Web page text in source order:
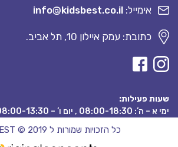
אימייל: info@kidsbest.co.il
כתובת: עמק איילון 10, תל אביב.
שעות פעילות:
ימי א – ה’: 08:00-18:30 , יום ו’ – 08:00-13:30
כל הזכויות שמורות ל KIDS BEST © 2019